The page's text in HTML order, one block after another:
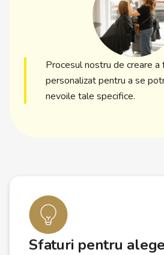
Procesul nostru de creare a
personalizat pentru a se
nevoile tale specifice.
Sfaturi pentru